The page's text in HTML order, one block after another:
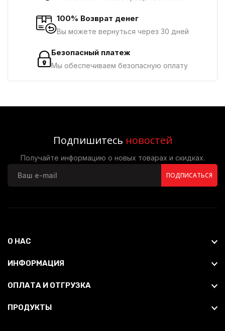
100% Возврат денег
Вы можете вернуться через 30 дней
Безопасный платеж
Мы обеспечиваем безопасную оплату
Подпишитесь новостей
Получайте информацию о новых товарах и скидках.
ПОДПИСАТЬСЯ
О НАС
ИНФОРМАЦИЯ
ОПЛАТА И ОТГРУЗКА
ПРОДУКТЫ